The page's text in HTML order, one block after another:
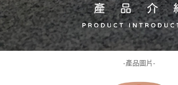
-產品圖片-